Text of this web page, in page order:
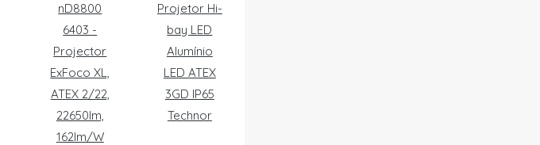
nD8800
6403 -
Projector
ExFoco XL,
ATEX 2/22,
22650lm,
162lm/W
Projetor Hi-
bay LED
Alumínio
LED ATEX
3GD IP65
Technor